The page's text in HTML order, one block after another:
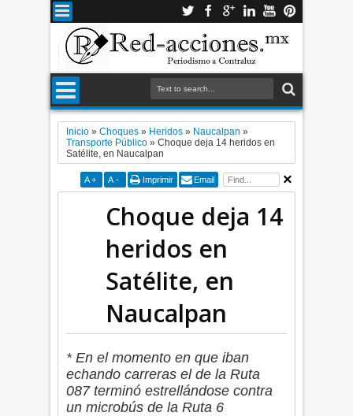
Inicio »Choques » Heridos » Naucalpan »
Transporte Público »Choque deja 14 heridos en
Satélite, en Naucalpan
A + A - Imprimir Email
Choque deja 14
heridos en
Satélite, en
Naucalpan
* En el momento en que iban
echando carreras el de la Ruta
087 terminó estrellándose contra
un microbús de la Ruta 6